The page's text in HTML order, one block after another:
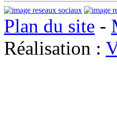
Plan du site -
Réalisation :